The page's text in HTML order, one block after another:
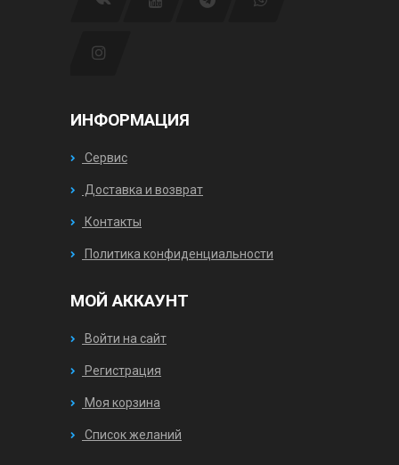
ИНФОРМАЦИЯ
Сервис
Доставка и возврат
Контакты
Политика конфиденциальности
МОЙ АККАУНТ
Войти на сайт
Регистрация
Моя корзина
Список желаний